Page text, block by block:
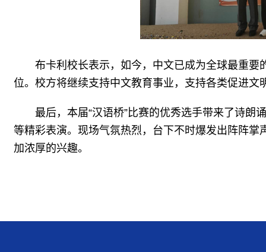
布卡利校长表示，如今，中文已成为全球最重
位。校方将继续支持中文教育事业，支持各类促进
最后，本届“汉语桥”比赛的优秀选手带来了诗朗
等精彩表演。现场气氛热烈，台下不时爆发出阵阵
加浓厚的兴趣。